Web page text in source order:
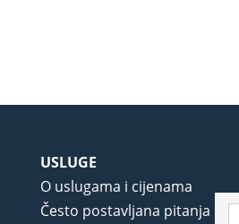
USLUGE
O uslugama i cijenama
Često postavljana pitanja